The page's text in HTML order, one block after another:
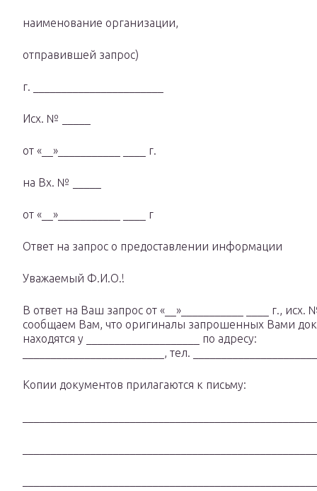
наименование организации,
отправившей запрос)
г. _______________________
Исх. № _____
от «__»___________ ____ г.
на Вх. № _____
от «__»___________ ____ г
Ответ на запрос о предоставлении информации
Уважаемый Ф.И.О.!
В ответ на Ваш запрос от «__»___________ ____ г., исх.
сообщаем Вам, что оригиналы запрошенных Вами
находятся у ____________________ по адресу:
_________________________, тел.
Копии документов прилагаются к письму: